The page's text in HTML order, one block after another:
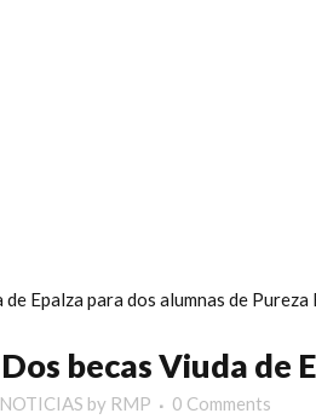
Dos becas Viuda de
NOTICIAS by RMP 0 Comments